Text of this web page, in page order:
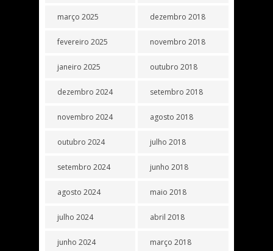
março 2025
fevereiro 2025
janeiro 2025
dezembro 2024
novembro 2024
outubro 2024
setembro 2024
agosto 2024
julho 2024
junho 2024
dezembro 2018
novembro 2018
outubro 2018
setembro 2018
agosto 2018
julho 2018
junho 2018
maio 2018
abril 2018
março 2018